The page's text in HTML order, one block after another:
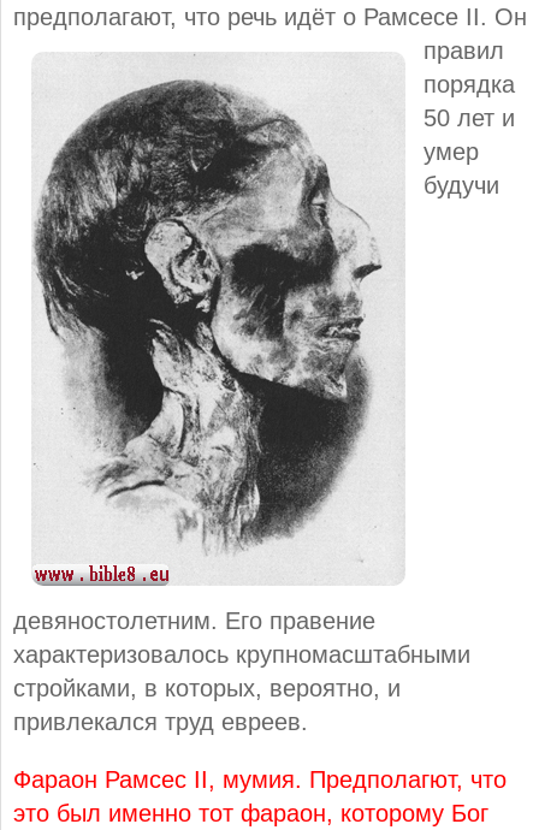
предполагают, что речь идёт о Рамсесе II. Он
правил
порядка
50 лет и
умер
будучи
девяностолетним. Его правение
характеризовалось крупномасштабными
стройками, в которых, вероятно, и
привлекался труд евреев.
Фараон Рамсес II, мумия. Предполагют, что
это был именно тот фараон, которому Бог